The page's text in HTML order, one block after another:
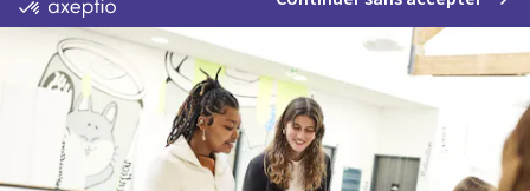
sur un thème
de leur choix
liée à
l'architecture
d'intérieur
(un